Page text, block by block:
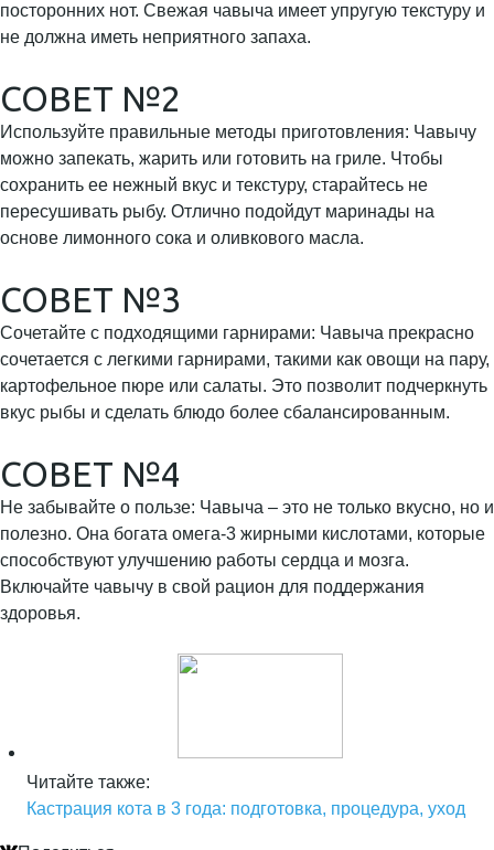
посторонних нот. Свежая чавыча имеет упругую текстуру и
не должна иметь неприятного запаха.
СОВЕТ №2
Используйте правильные методы приготовления: Чавычу
можно запекать, жарить или готовить на гриле. Чтобы
сохранить ее нежный вкус и текстуру, старайтесь не
пересушивать рыбу. Отлично подойдут маринады на
основе лимонного сока и оливкового масла.
СОВЕТ №3
Сочетайте с подходящими гарнирами: Чавыча прекрасно
сочетается с легкими гарнирами, такими как овощи на пару,
картофельное пюре или салаты. Это позволит подчеркнуть
вкус рыбы и сделать блюдо более сбалансированным.
СОВЕТ №4
Не забывайте о пользе: Чавыча – это не только вкусно, но и
полезно. Она богата омега-3 жирными кислотами, которые
способствуют улучшению работы сердца и мозга.
Включайте чавычу в свой рацион для поддержания
здоровья.
Читайте также:
Кастрация кота в 3 года: подготовка, процедура, уход